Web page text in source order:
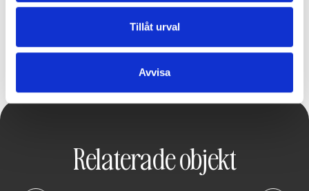
Tillåt urval
Avvisa
Relaterade objekt